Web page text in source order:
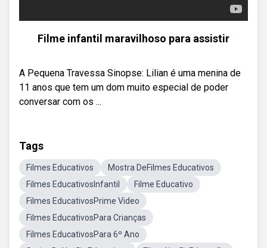
Filme infantil maravilhoso para assistir
A Pequena Travessa Sinopse: Lilian é uma menina de
11 anos que tem um dom muito especial de poder
conversar com os ...
Tags
Filmes Educativos
Mostra DeFilmes Educativos
Filmes EducativosInfantil
Filme Educativo
Filmes EducativosPrime Video
Filmes EducativosPara Crianças
Filmes EducativosPara 6º Ano